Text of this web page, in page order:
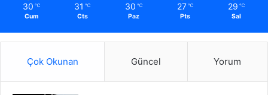
30 ℃
Cum
31 ℃
Cts
30 ℃
Paz
27 ℃
Pts
29 ℃
Sal
Çok Okunan Güncel Yorum